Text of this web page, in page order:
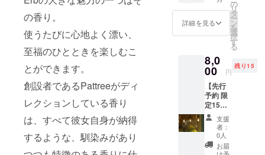
の香り。
使うたびに心地よく漂い、
至福のひとときを楽しむこ
とができます。
創設者であるPattreeがディ
レクションしている香り
は、すべて彼女自身が納得
するような、馴染みがあり
円)
詳細を見る
の
リ
タ
ー
ン
を
選
択
す
る
8,0
00 円
残り15
【先行
予約 限
定15
名】
Erb ×
ディ
ナーイ
支援
者：
0人
お届